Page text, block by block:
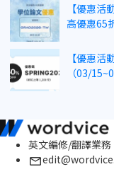
【優惠
高優惠65
【優惠
（03/
英文編修/翻譯業